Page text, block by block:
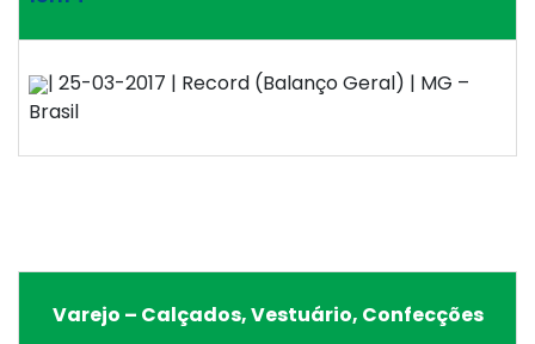
| 25-03-2017 | Record (Balanço Geral) | MG –
Brasil
Varejo – Calçados, Vestuário, Confecções